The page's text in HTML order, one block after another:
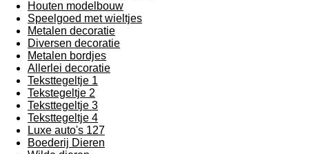
Houten modelbouw
Speelgoed met wieltjes
Metalen decoratie
Diversen decoratie
Metalen bordjes
Allerlei decoratie
Teksttegeltje 1
Tekstegeltje 2
Teksttegeltje 3
Teksttegeltje 4
Luxe auto's 127
Boederij Dieren